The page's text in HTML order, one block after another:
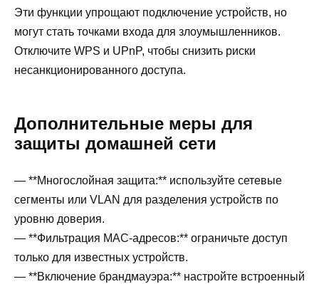
Эти функции упрощают подключение устройств, но
могут стать точками входа для злоумышленников.
Отключите WPS и UPnP, чтобы снизить риски
несанкционированного доступа.
Дополнительные меры для
защиты домашней сети
— **Многослойная защита:** используйте сетевые
сегменты или VLAN для разделения устройств по
уровню доверия.
— **Фильтрация MAC-адресов:** ограничьте доступ
только для известных устройств.
— **Включение брандмауэра:** настройте встроенный